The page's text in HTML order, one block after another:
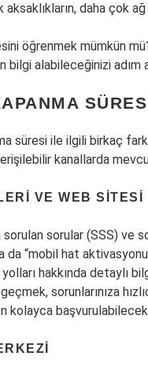
daha çok
öğrenmek mümkün
alabileceğinizi adım
süresi ile ilgili birkaç
kanallarda
VE WEB SITESI
sorular (SSS) ve
da “mobil hat
hakkında detaylı
sorunlarınıza
başvurulabilecek